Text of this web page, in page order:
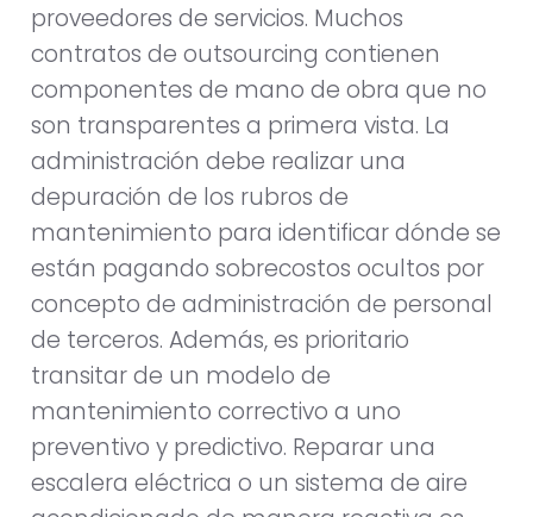
proveedores de servicios. Muchos
contratos de outsourcing contienen
componentes de mano de obra que no
son transparentes a primera vista. La
administración debe realizar una
depuración de los rubros de
mantenimiento para identificar dónde se
están pagando sobrecostos ocultos por
concepto de administración de personal
de terceros. Además, es prioritario
transitar de un modelo de
mantenimiento correctivo a uno
preventivo y predictivo. Reparar una
escalera eléctrica o un sistema de aire